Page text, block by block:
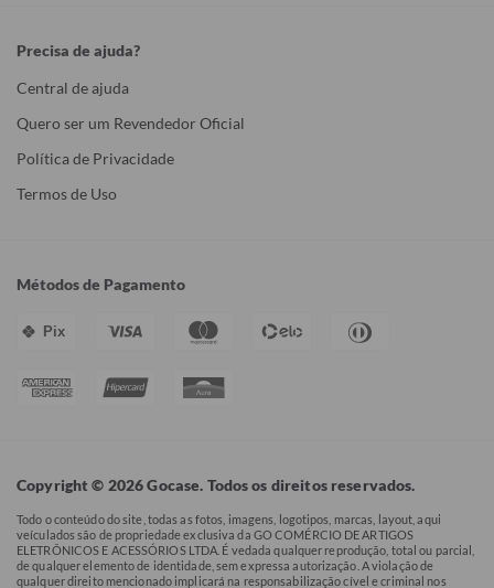
Precisa de ajuda?
Central de ajuda
Quero ser um Revendedor Oficial
Política de Privacidade
Termos de Uso
Métodos de Pagamento
Pix
Copyright © 2026 Gocase. Todos os direitos reservados.
Todo o conteúdo do site, todas as fotos, imagens, logotipos, marcas, layout, aqui
veículados são de propriedade exclusiva da GO COMÉRCIO DE ARTIGOS
ELETRÔNICOS E ACESSÓRIOS LTDA. É vedada qualquer reprodução, total ou parcial,
de qualquer elemento de identidade, sem expressa autorização. A violação de
qualquer direito mencionado implicará na responsabilização cível e criminal nos